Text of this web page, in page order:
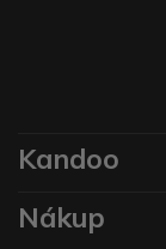
Kandoo
Nákup